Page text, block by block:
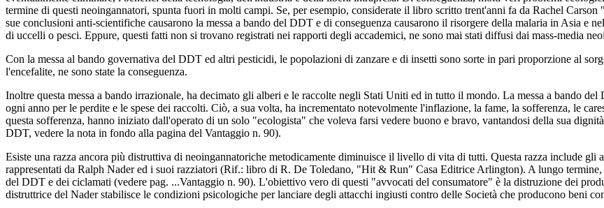
termine di questi neoingannatori, spunta fuori in molti campi. Se, per esempio, considerate il libro scritto trent'anni fa da Rachel
sue conclusioni anti-scientifiche causarono la messa a bando del DDT e di conseguenza causarono il risorgere della malaria in Asia e
di uccelli o pesci. Eppure, questi fatti non si trovano registrati nei rapporti degli accademici, ne sono mai stati diffusi dai mass-media
Con la messa al bando governativa del DDT ed altri pesticidi, le popolazioni di zanzare e di insetti sono sorte in pari proporzione al
l'encefalite, ne sono state la conseguenza.
Inoltre questa messa a bando irrazionale, ha decimato gli alberi e le raccolte negli Stati Uniti ed in tutto il mondo. La messa a bando
ogni anno per le perdite e le spese dei raccolti. Ciò, a sua volta, ha incrementato notevolmente l'inflazione, la fame, la sofferenza, le
questa sofferenza, hanno iniziato dall'operato di un solo "ecologista" che voleva farsi vedere buono e bravo, vantandosi della sua
DDT, vedere la nota in fondo alla pagina del Vantaggio n. 90).
Esiste una razza ancora più distruttiva di neoingannatoriche metodicamente diminuisce il livello di vita di tutti. Questa razza include
rappresentati da Ralph Nader ed i suoi razziatori (Rif.: libro di R. De Toledano, "Hit & Run" Casa Editrice Arlington). A lungo termine,
del DDT e dei ciclamati (vedere pag. ...Vantaggio n. 90). L'obiettivo vero di questi "avvocati del consumatore" è la distruzione dei
distruttrice del Nader stabilisce le condizioni psicologiche per lanciare degli attacchi ingiusti contro delle Società che producono beni